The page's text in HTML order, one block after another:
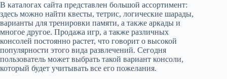
В каталогах сайта представлен большой ассортимент:
здесь можно найти квесты, тетрис, логические шарады,
варианты для тренировки памяти, а также аркады и
многое другое. Продажа игр, а также различных
консолей постоянно растет, что говорит о высокой
популярности этого вида развлечений. Сегодня
пользователь может выбрать такой вариант консоли,
который будет учитывать все его пожелания.